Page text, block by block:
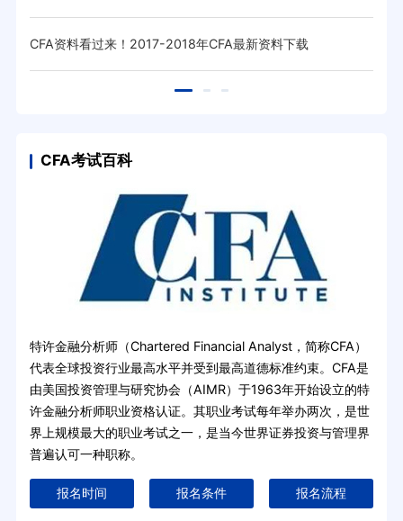
CFA资料看过来！2017-2018年CFA最新资料下载
CFA考试百科
特许金融分析师（Chartered Financial Analyst，简称CFA）
代表全球投资行业最高水平并受到最高道德标准约束。CFA是
由美国投资管理与研究协会（AIMR）于1963年开始设立的特
许金融分析师职业资格认证。其职业考试每年举办两次，是世
界上规模最大的职业考试之一，是当今世界证券投资与管理界
普遍认可一种职称。
报名时间 报名条件 报名流程